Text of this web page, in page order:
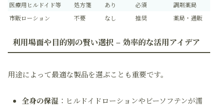
医療用ヒルドイド等
処方箋 あり 必須
調剤薬局
市販ローション
不要 なし 推奨 薬局・通販
利用場面や目的別の賢い選択 – 効率的な活用アイデア
用途によって最適な製品を選ぶことも重要です。
全身の保湿 ：ヒルドイドローションやビーソフテンが濡